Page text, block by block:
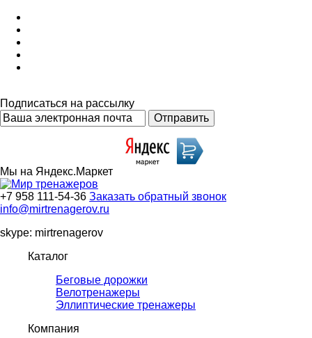
Подписаться на рассылку
Мы на Яндекс.Маркет
+7 958 111-54-36 Заказать обратный звонок
info@mirtrenagerov.ru
skype: mirtrenagerov
Каталог
Беговые дорожки
Велотренажеры
Эллиптические тренажеры
Компания